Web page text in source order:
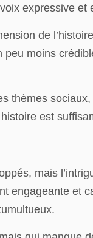
expressive
de
moins
thèmes
est
mais
engageante et